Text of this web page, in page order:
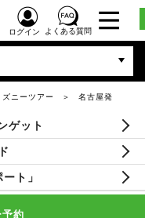
ログイン よくある質問
ニーツアー 名古屋発
ゲット
ト」
約